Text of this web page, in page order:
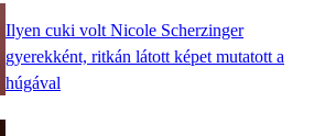
Ilyen cuki volt Nicole Scherzinger
gyerekként, ritkán látott képet mutatott a
húgával